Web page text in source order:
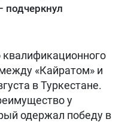
подчеркнул
«Кайратом» и
в Туркестане.
у
одержал победу в